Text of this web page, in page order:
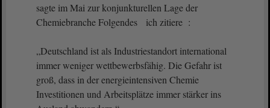
sagte im Mai zur konjunkturellen Lage der
Chemiebranche Folgendes ich zitiere :
„Deutschland ist als Industriestandort international
immer weniger wettbewerbsfähig. Die Gefahr ist
groß, dass in der energieintensiven Chemie
Investitionen und Arbeitsplätze immer stärker ins